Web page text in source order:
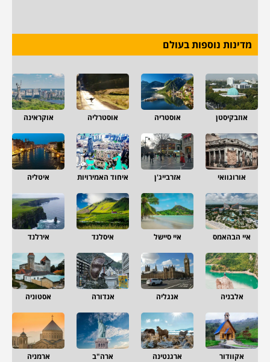
מדינות נוספות בעולם
אוזבקיסטן אוסטריה אוסטרליה אוקראינה
אורוגוואי אזרבייג'ן איחוד האמירויות איטליה
איי הבהאמס איי סיישל איסלנד אירלנד
אלבניה אנגליה אנדורה אסטוניה
אקוודור ארגנטינה ארה"ב ארמניה